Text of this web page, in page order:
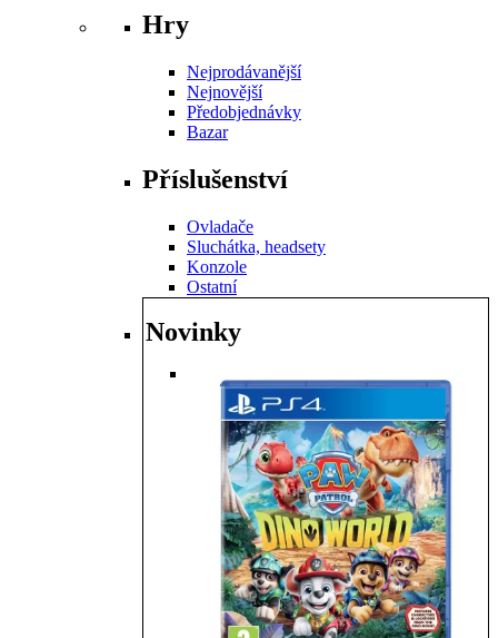
Hry
Nejprodávanější
Nejnovější
Předobjednávky
Bazar
Příslušenství
Ovladače
Sluchátka, headsety
Konzole
Ostatní
Novinky